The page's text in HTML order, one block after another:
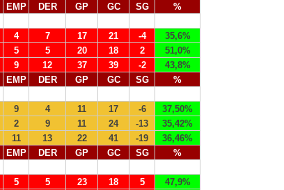
EMP DER GP GC SG
%
4 7 17 21 -4
35,6%
5 5 20 18 2
51,0%
9 12 37 39 -2
43,8%
EMP DER GP GC SG
%
9 4 11 17 -6
37,50%
2 9 11 24 -13
35,42%
11 13 22 41 -19
36,46%
EMP DER GP GC SG
%
5 5 23 18 5
47,9%